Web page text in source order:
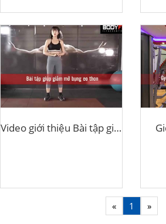
Video giới thiệu Bài tập giúp giảm mỡ bụng
« 1 »